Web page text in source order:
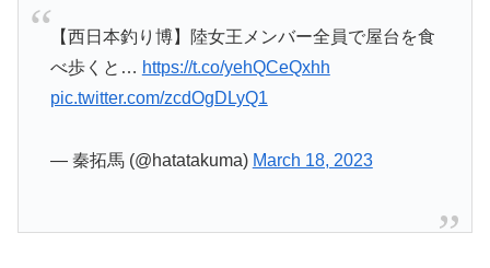
【西日本釣り博】陸女王メンバー全員で屋台を食
べ歩くと… https://t.co/yehQCeQxhh
pic.twitter.com/zcdOgDLyQ1
— 秦拓馬 (@hatatakuma) March 18, 2023